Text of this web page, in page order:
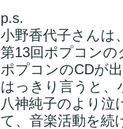
p.s.
小野香代子さんは
第13回ポプコン
ポプコンのCDが
はっきり言うと、
八神純子のより
て、音楽活動を続